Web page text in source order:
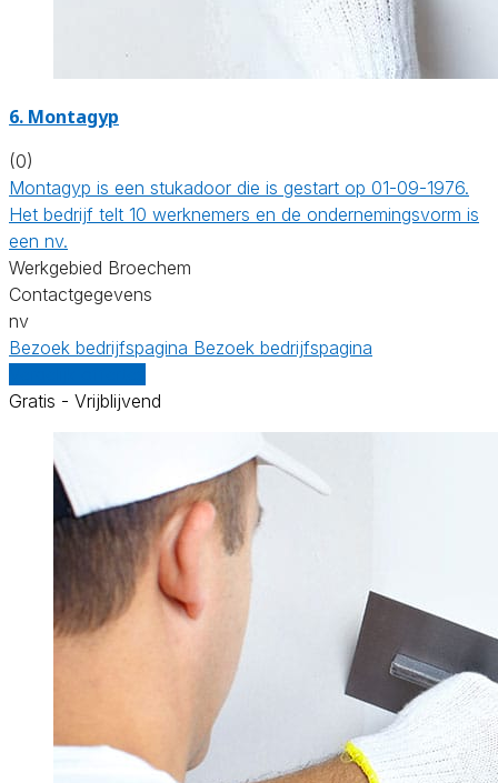
6. Montagyp
(0)
Montagyp is een stukadoor die is gestart op 01-09-1976.
Het bedrijf telt 10 werknemers en de ondernemingsvorm is
een nv.
Werkgebied Broechem
Contactgegevens
nv
Bezoek bedrijfspagina Bezoek bedrijfspagina
Gratis - Vrijblijvend